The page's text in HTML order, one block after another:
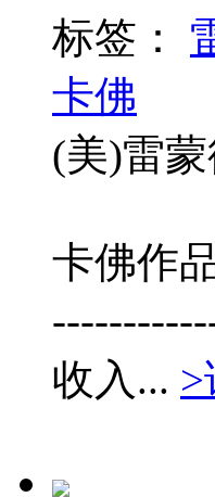
标签：
卡佛
(美)雷
卡佛作
收入... >